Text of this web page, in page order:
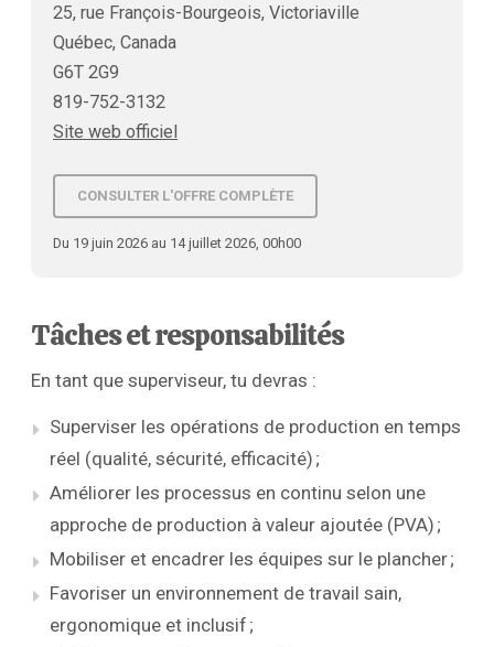
25, rue François-Bourgeois, Victoriaville
Québec, Canada
G6T 2G9
819-752-3132
Site web officiel
CONSULTER L'OFFRE COMPLÈTE
Du 19 juin 2026 au 14 juillet 2026, 00h00
Tâches et responsabilités
En tant que superviseur, tu devras :
Superviser les opérations de production en temps
réel (qualité, sécurité, efficacité) ;
Améliorer les processus en continu selon une
approche de production à valeur ajoutée (PVA) ;
Mobiliser et encadrer les équipes sur le plancher ;
Favoriser un environnement de travail sain,
ergonomique et inclusif ;